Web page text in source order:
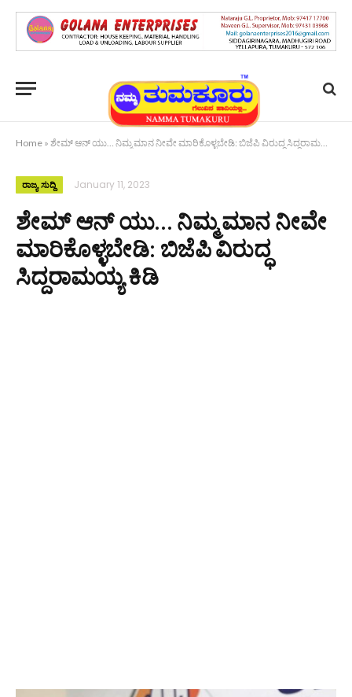
Home » ಶೇಮ್ ಆನ್ ಯು… ನಿಮ್ಮ ಮಾನ ನೀವೇ ಮಾರಿಕೊಳ್ಳಬೇಡಿ: ಬಿಜೆಪಿ ವಿರುದ್ಧ ಸಿದ್ದರಾಮಯ್ಯ ಕಿಡಿ
ರಾಜ್ಯ ಸುದ್ದಿ January 11, 2023
ಶೇಮ್ ಆನ್ ಯು… ನಿಮ್ಮ ಮಾನ ನೀವೇ
ಮಾರಿಕೊಳ್ಳಬೇಡಿ: ಬಿಜೆಪಿ ವಿರುದ್ಧ
ಸಿದ್ದರಾಮಯ್ಯ ಕಿಡಿ